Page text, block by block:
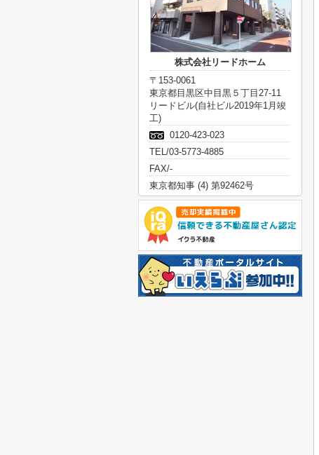
株式会社リードホーム
〒153-0061
東京都目黒区中目黒５丁目27-11
リードビル(自社ビル2019年1月竣
工)
0120-423-023
TEL/03-5773-4885
FAX/-
東京都知事 (4) 第92462号